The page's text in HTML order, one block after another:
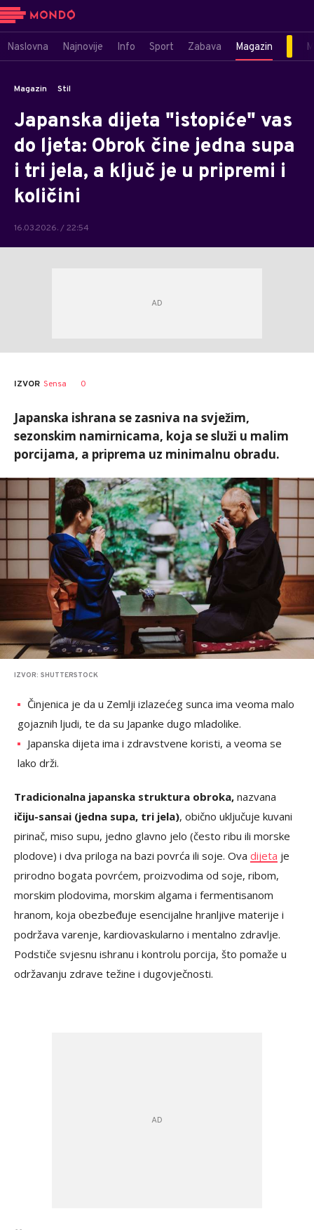
Naslovna Najnovije Info Sport Zabava Magazin
Magazin Stil
Japanska dijeta "istopiće" vas
do ljeta: Obrok čine jedna supa
i tri jela, a ključ je u pripremi i
količini
16.03.2026. / 22:54
IZVOR Sensa 0
Japanska ishrana se zasniva na svježim,
sezonskim namirnicama, koja se služi u malim
porcijama, a priprema uz minimalnu obradu.
IZVOR: SHUTTERSTOCK
Činjenica je da u Zemlji izlazećeg sunca ima veoma malo
gojaznih ljudi, te da su Japanke dugo mladolike.
Japanska dijeta ima i zdravstvene koristi, a veoma se
lako drži.
Tradicionalna japanska struktura obroka, nazvana
ičiju-sansai (jedna supa, tri jela), obično uključuje kuvani
pirinač, miso supu, jedno glavno jelo (često ribu ili morske
plodove) i dva priloga na bazi povrća ili soje. Ova dijeta je
prirodno bogata povrćem, proizvodima od soje, ribom,
morskim plodovima, morskim algama i fermentisanom
hranom, koja obezbeđuje esencijalne hranljive materije i
podržava varenje, kardiovaskularno i mentalno zdravlje.
Podstiče svjesnu ishranu i kontrolu porcija, što pomaže u
održavanju zdrave težine i dugovječnosti.